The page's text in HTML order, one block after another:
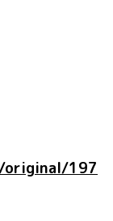
original/197